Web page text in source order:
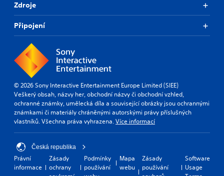
Zdroje
Připojení
© 2026 Sony Interactive Entertainment Europe Limited (SIEE)
Veškerý obsah, názvy her, obchodní názvy či obchodní vzhled,
ochranné známky, umělecká díla a související obrázky jsou ochrannými
známkami či materiály chráněnými autorskými právy příslušných
vlastníků. Všechna práva vyhrazena.Více informací
Česká republika
Právní
informace
Zásady
ochrany
Podmínky
používání
Mapa
webu
Zásady
používání
Software
Usage